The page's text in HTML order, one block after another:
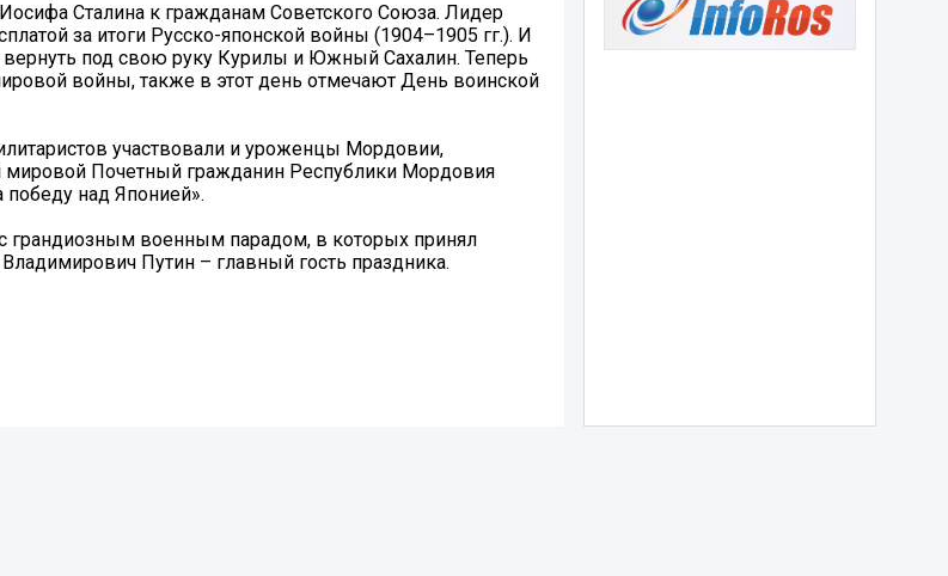
Сталина к гражданам Советского Союза. Лидер
за итоги Русско-японской войны (1904–1905 гг.). И
под свою руку Курилы и Южный Сахалин. Теперь
войны, также в этот день отмечают День воинской
участвовали и уроженцы Мордовии,
мировой Почетный гражданин Республики Мордовия
над Японией».
грандиозным военным парадом, в которых принял
Путин – главный гость праздника.